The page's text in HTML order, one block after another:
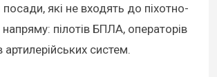
посади, які не входять до піхотно-
пілотів БПЛА, операторів
артилерійських систем.